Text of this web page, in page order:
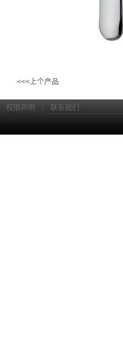
<<<上个产品
权限声明
联系我们